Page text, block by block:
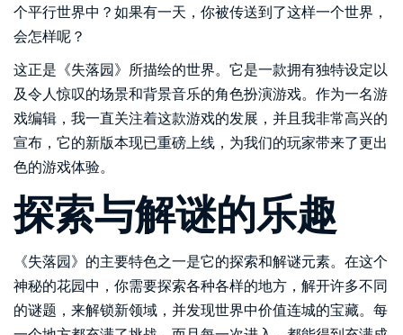
个平行世界中？如果有一天，你被传送到了这样一个世界，
会怎样呢？
这正是《失落园》所描绘的世界。它是一款拥有独特设定以
及令人惊叹的场景和背景音乐的角色扮演游戏。作为一名游
戏编辑，我一直关注着这款游戏的发展，并且我非常高兴的
宣布，它的新版本现已重磅上线，为我们的玩家带来了更出
色的游戏体验。
探索与解谜的乐趣
《失落园》的主要特色之一是它的探索和解谜元素。在这个
神秘的花园中，你需要探索各种各样的地方，解开许多不同
的谜题，来解锁新领域，并发现世界中价值连城的宝藏。每